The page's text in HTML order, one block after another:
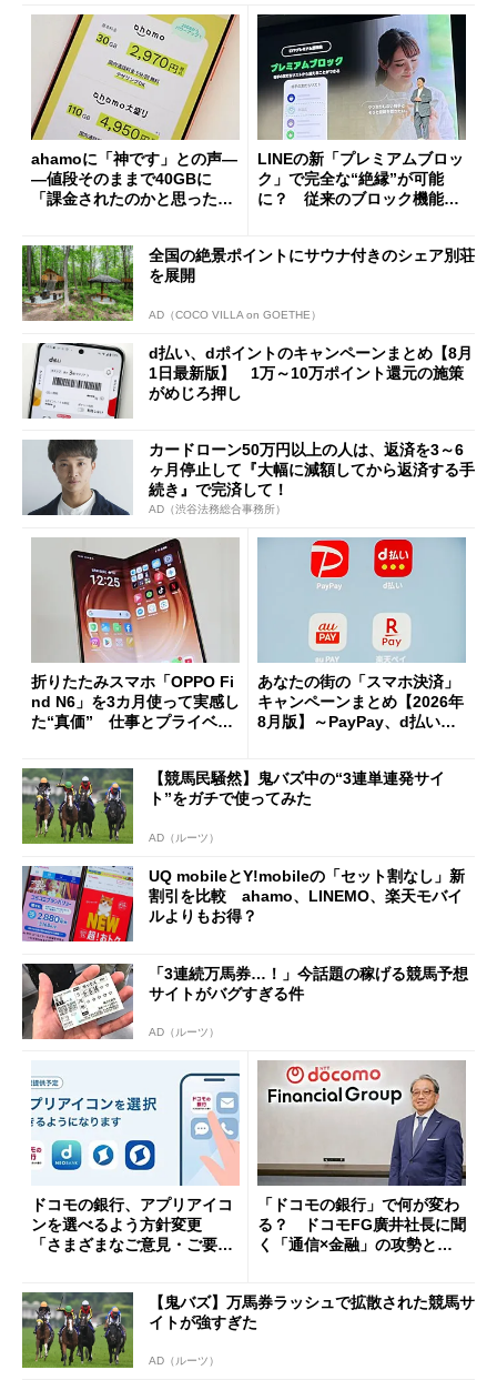
ahamoに「神です」との声―
―値段そのままで40GBに
「課金されたのかと思った」
LINEの新「プレミアムブロッ
ク」で完全な“絶縁”が可能
に？ 従来のブロック機能と
全国の絶景ポイントにサウナ付きのシェア別荘
を展開
AD（COCO VILLA on GOETHE）
d払い、dポイントのキャンペーンまとめ【8月
1日最新版】 1万～10万ポイント還元の施策
がめじろ押し
カードローン50万円以上の人は、返済を3～6
ヶ月停止して『大幅に減額してから返済する手
続き』で完済して！
AD（渋谷法務総合事務所）
折りたたみスマホ「OPPO Fi
nd N6」を3カ月使って実感し
た“真価” 仕事とプライベー
あなたの街の「スマホ決済」
キャンペーンまとめ【2026年
8月版】～PayPay、d払い、a
【競馬民騒然】鬼バズ中の“3連単連発サイ
ト”をガチで使ってみた
AD（ルーツ）
UQ mobileとY!mobileの「セット割なし」新
割引を比較 ahamo、LINEMO、楽天モバイ
ルよりもお得？
「3連続万馬券…！」今話題の稼げる競馬予想
サイトがバグすぎる件
AD（ルーツ）
ドコモの銀行、アプリアイコ
ンを選べるよう方針変更
「さまざまなご意見・ご要望
「ドコモの銀行」で何が変わ
る？ ドコモFG廣井社長に聞
く「通信×金融」の攻勢とグ
【鬼バズ】万馬券ラッシュで拡散された競馬サ
イトが強すぎた
AD（ルーツ）